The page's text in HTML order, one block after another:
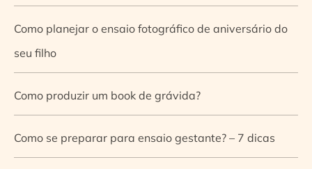
Como planejar o ensaio fotográfico de aniversário do
seu filho
Como produzir um book de grávida?
Como se preparar para ensaio gestante? – 7 dicas